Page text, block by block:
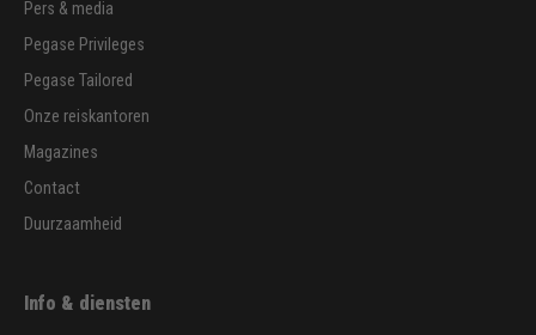
Pers & media
Pegase Privileges
Pegase Tailored
Onze reiskantoren
Magazines
Contact
Duurzaamheid
Info & diensten